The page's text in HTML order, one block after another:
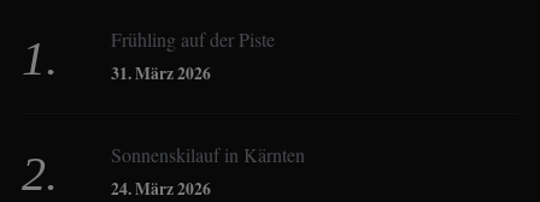
Birgit Werner
Christoph Schrahe
Frühling auf der Piste
31. März 2026
Sonnenskilauf in Kärnten
24. März 2026